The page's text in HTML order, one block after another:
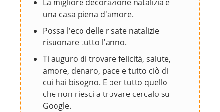
La migliore decorazione natalizia è
una casa piena d'amore.
Possa l'eco delle risate natalizie
risuonare tutto l'anno.
Ti auguro di trovare felicità, salute,
amore, denaro, pace e tutto ciò di
cui hai bisogno. E per tutto quello
che non riesci a trovare cercalo su
Google.